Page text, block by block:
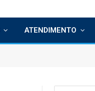
ATENDIMENTO